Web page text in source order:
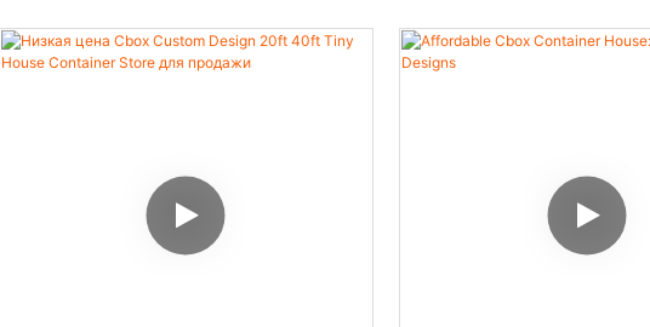
установкой, мобильность & долговечность.
Идеально подходит для строительных
чистый & Портативный.
подходит для временного